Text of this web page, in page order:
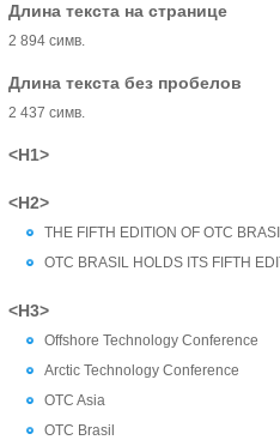
Длина текста на странице
2 894 симв.
Длина текста без пробелов
2 437 симв.
<H1>
<H2>
THE FIFTH EDITION OF OTC
OTC BRASIL HOLDS ITS FIFTH
<H3>
Offshore Technology Conference
Arctic Technology Conference
OTC Asia
OTC Brasil